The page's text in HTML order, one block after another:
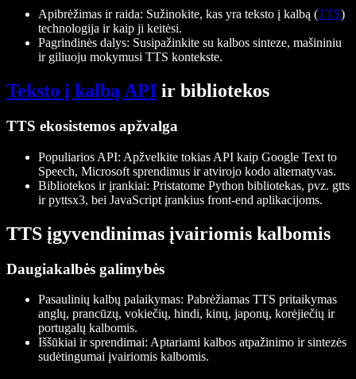
Apibrėžimas ir raida: Sužinokite, kas yra teksto į kalbą (TTS)
technologija ir kaip ji keitėsi.
Pagrindinės dalys: Susipažinkite su kalbos sinteze, mašininiu
ir giliuoju mokymusi TTS kontekste.
Teksto į kalbą API ir bibliotekos
TTS ekosistemos apžvalga
Populiarios API: Apžvelkite tokias API kaip Google Text to
Speech, Microsoft sprendimus ir atvirojo kodo alternatyvas.
Bibliotekos ir įrankiai: Pristatome Python bibliotekas, pvz. gtts
irpyttsx3, bei JavaScript įrankius front-end aplikacijoms.
TTS įgyvendinimas įvairiomis kalbomis
Daugiakalbės galimybės
Pasaulinių kalbų palaikymas: Pabrėžiamas TTS pritaikymas
anglų, prancūzų, vokiečių, hindi, kinų, japonų, korėjiečių ir
portugalų kalbomis.
Iššūkiai ir sprendimai: Aptariami kalbos atpažinimo ir sintezės
sudėtingumai įvairiomis kalbomis.